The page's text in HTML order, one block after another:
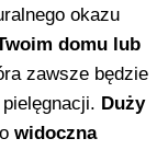
okazu
domu lub
zawsze będzie
Duży
widoczna